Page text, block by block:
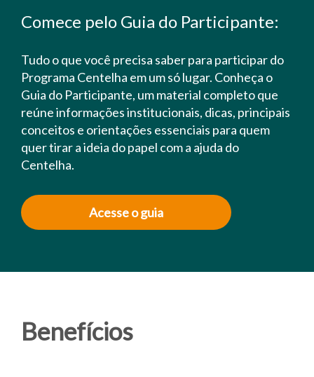
Comece pelo Guia do Participante:
Tudo o que você precisa saber para participar do
Programa Centelha em um só lugar. Conheça o
Guia do Participante, um material completo que
reúne informações institucionais, dicas, principais
conceitos e orientações essenciais para quem
quer tirar a ideia do papel com a ajuda do
Centelha.
Acesse o guia
Benefícios